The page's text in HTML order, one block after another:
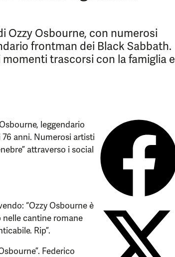
Ozzy Osbourne, con numerosi
frontman dei Black Sabbath.
trascorsi con la famiglia e
leggendario
anni. Numerosi artisti
attraverso i social
“Ozzy Osbourne è
nelle cantine romane
Rip”.
Federico